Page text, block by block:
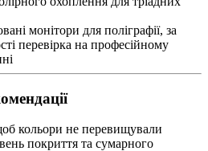
монітори для поліграфії, за
перевірка на професійному
кольори не перевищували
покриття та сумарного